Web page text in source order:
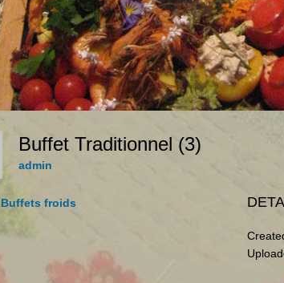
Buffet Traditionnel (3)
admin
Buffets froids